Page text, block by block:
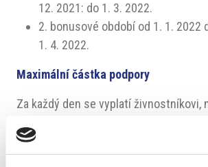
12. 2021: do 1. 3. 2022.
2. bonusové období od 1. 1. 2022
1. 4. 2022.
Maximální částka podpory
Za každý den se vyplatí živnostníkovi,
u osob blízkých) 1000,- Kč čistého, u
500,- Kč čistého.